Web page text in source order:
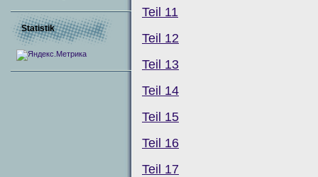
Teil 11
Teil 12
Teil 13
Teil 14
Teil 15
Teil 16
Teil 17
Statistik